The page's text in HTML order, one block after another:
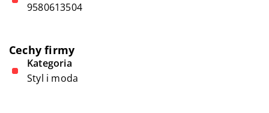
9580613504
Cechy firmy
Kategoria
Styl i moda